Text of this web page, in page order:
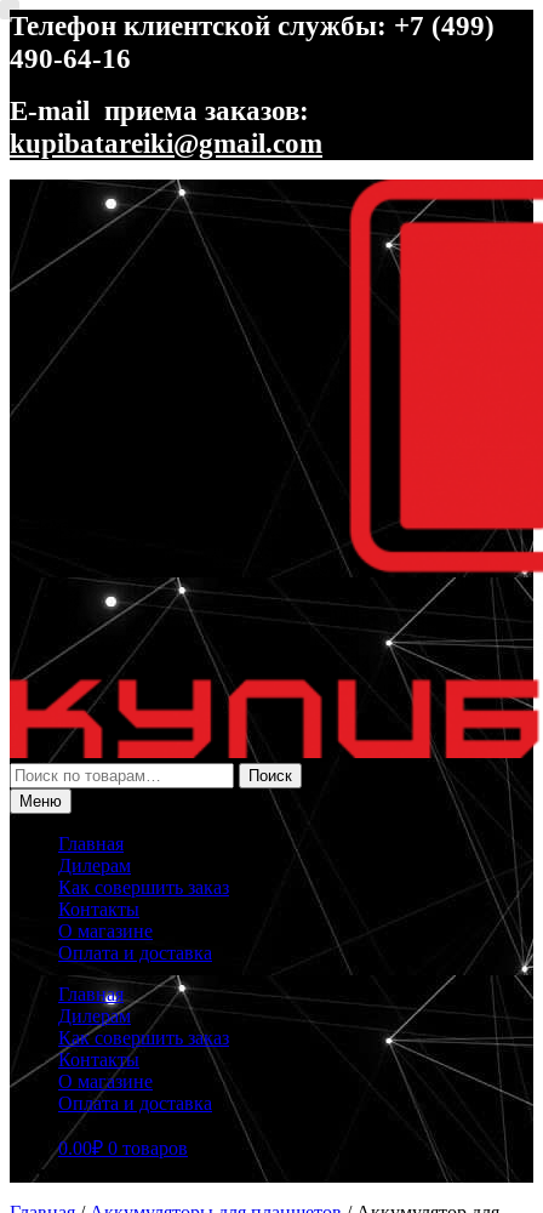
Телефон клиентской службы: +7 (499)
490-64-16
E-mail приема заказов:
kupibatareiki@gmail.com
Перейти
навигации
Перейти
содержимому
Искать:
Поиск
Меню
Главная
Дилерам
Как совершить заказ
Контакты
О магазине
Оплата и доставка
Главная
Дилерам
Как совершить заказ
Контакты
О магазине
Оплата и доставка
0.00₽ 0 товаров